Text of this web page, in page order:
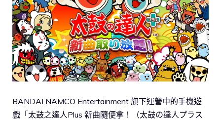
BANDAI NAMCO Entertainment 旗下運營中的手機遊
戲「太鼓之達人Plus 新曲隨便拿！（太鼓の達人プラス